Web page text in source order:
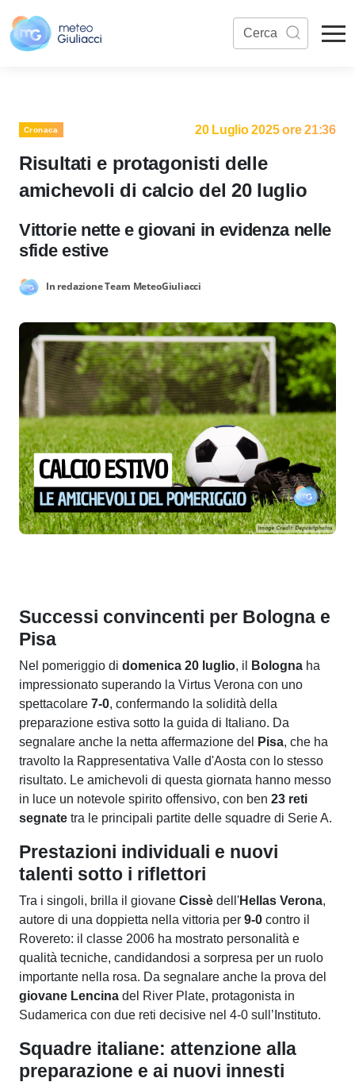
Cronaca 20 Luglio 2025 ore 21:36
Risultati e protagonisti delle
amichevoli di calcio del 20 luglio
Vittorie nette e giovani in evidenza nelle
sfide estive
In redazione Team MeteoGiuliacci
Successi convincenti per Bologna e
Pisa
Nel pomeriggio di domenica 20 luglio, il Bologna ha
impressionato superando la Virtus Verona con uno
spettacolare 7-0, confermando la solidità della
preparazione estiva sotto la guida di Italiano. Da
segnalare anche la netta affermazione del
Pisa, che ha
travolto la Rappresentativa Valle d'Aosta con lo stesso
risultato. Le amichevoli di questa giornata hanno messo
in luce un notevole spirito offensivo, con ben 23 reti
segnate tra le principali partite delle squadre di Serie A.
Prestazioni individuali e nuovi
talenti sotto i riflettori
Tra i singoli, brilla il giovane Cissè dell'Hellas Verona,
autore di una doppietta nella vittoria per 9-0 contro il
Rovereto: il classe 2006 ha mostrato personalità e
qualità tecniche, candidandosi a sorpresa per un ruolo
importante nella rosa. Da segnalare anche la prova del
giovane Lencina del River Plate, protagonista in
Sudamerica con due reti decisive nel 4-0 sull’Instituto.
Squadre italiane: attenzione alla
preparazione e ai nuovi innesti